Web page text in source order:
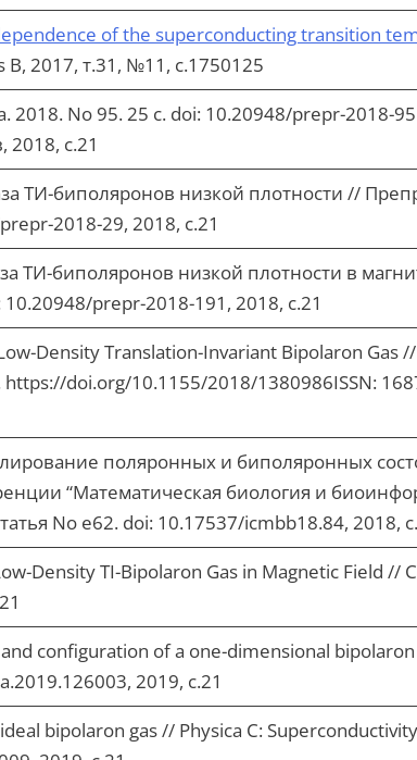
of the superconducting transition
2017, т.31, №11, с.1750125
No 95. 25 с. doi: 10.20948/prepr-2018-
2018, с.21
ТИ-биполяронов низкой плотности //
2018-29, 2018, с.21
ТИ-биполяронов низкой плотности в
prepr-2018-191, 2018, с.21
Density Translation-Invariant Bipolaron Gas
doi.org/10.1155/2018/1380986ISSN:
поляронных и биполяронных
“Математическая биология и
No e62. doi: 10.17537/icmbb18.84, 2018,
Density TI-Bipolaron Gas in Magnetic Field //
configuration of a one-dimensional bipolaron
2019, с.21
bipolaron gas // Physica C: